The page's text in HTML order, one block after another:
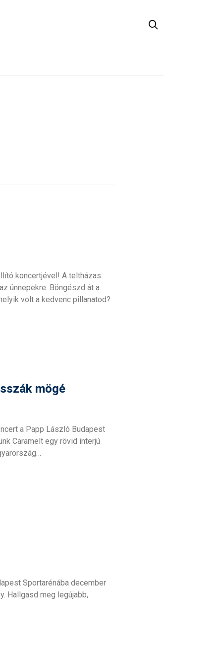
koncertjével! A teltházas
ünnepekre. Böngészd át a
volt a kedvenc pillanatod?
mögé
a Papp László Budapest
Caramelt egy rövid interjú
Sportarénába december
Hallgasd meg legújabb,